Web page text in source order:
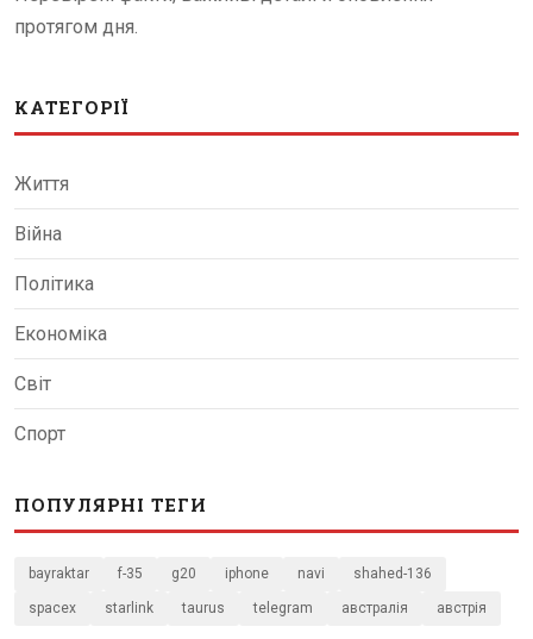
протягом дня.
КАТЕГОРІЇ
Життя
Війна
Політика
Економіка
Світ
Спорт
ПОПУЛЯРНІ ТЕГИ
bayraktar f-35 g20 iphone navi shahed-136
spacex starlink taurus telegram австралія австрія